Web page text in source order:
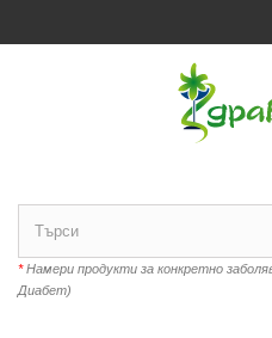
*Намери продукти за конкретно
Диабет)